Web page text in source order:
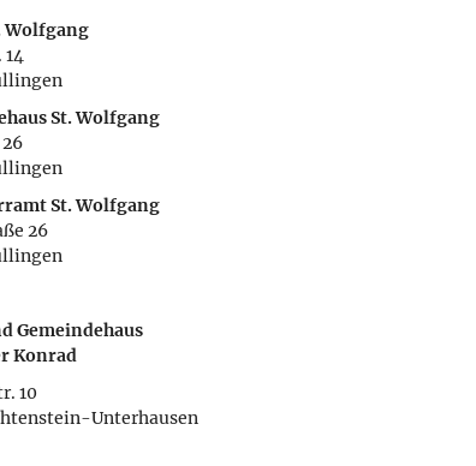
Wolfgang
St. Wolfgang
St. Wolfgang
26
Gemeindehaus
Konrad
10
Unterhausen